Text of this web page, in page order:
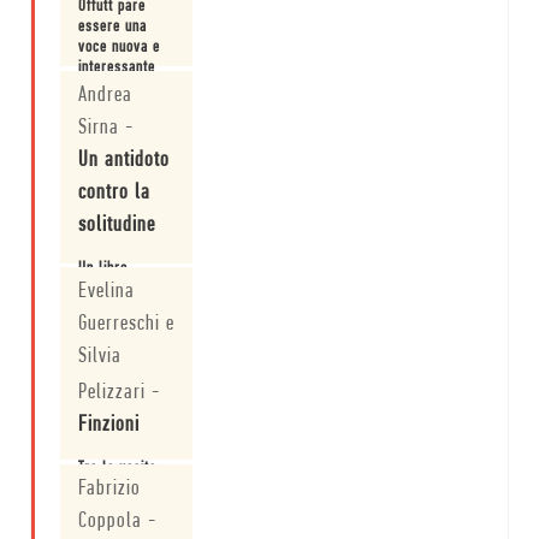
Offutt pare
essere una
voce nuova e
interessante
da seguire con
Andrea
Sirna -
Un antidoto
contro la
solitudine
Un libro
capace di
attraverso il
tempo e il
alimentando il
nostro bisogno
di
Evelina
Guerreschi e
Silvia
Pelizzari -
Finzioni
Tra le uscite
più attese del
mese di
novembre.
Fabrizio
Coppola -